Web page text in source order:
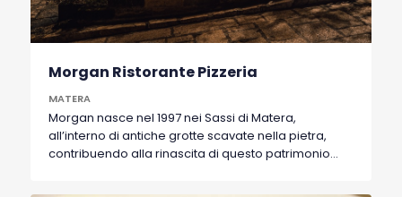
Morgan Ristorante Pizzeria
MATERA
Morgan nasce nel 1997 nei Sassi di Matera,
all’interno di antiche grotte scavate nella pietra,
contribuendo alla rinascita di questo patrimonio